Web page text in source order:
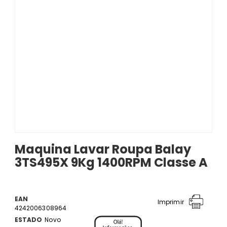
Maquina Lavar Roupa Balay
3TS495X 9Kg 1400RPM Classe A
EAN
4242006308964
ESTADO Novo
Imprimir